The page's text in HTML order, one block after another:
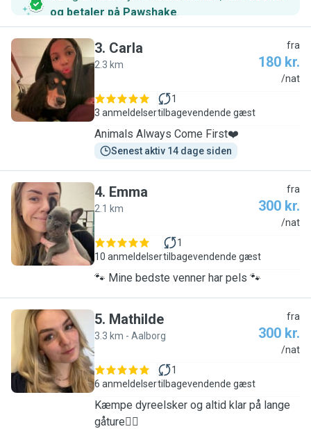
og betaler på Pawshake.
C
3. Carla
2.3 km
fra
180 kr.
/nat
3 anmeldelser
1
tilbagevendende gæst
Animals Always Come First❤️
Senest aktiv 14 dage siden
E
4. Emma
2.1 km
fra
300 kr.
/nat
10 anmeldelser
1
tilbagevendende gæst
🐾 Mine bedste venner har pels 🐾
M
5. Mathilde
3.3 km - Aalborg
fra
300 kr.
/nat
6 anmeldelser
1
tilbagevendende gæst
Kæmpe dyreelsker og altid klar på lange
gåture🐕‍🦺